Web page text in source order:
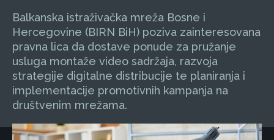
Balkanska istraživačka mreža Bosne i
Hercegovine (BIRN BiH) poziva zainteresovana
pravna lica da dostave ponude za pružanje
usluga montaže video sadržaja, razvoja
strategije digitalne distribucije te planiranja i
implementacije promotivnih kampanja na
društvenim mrežama.